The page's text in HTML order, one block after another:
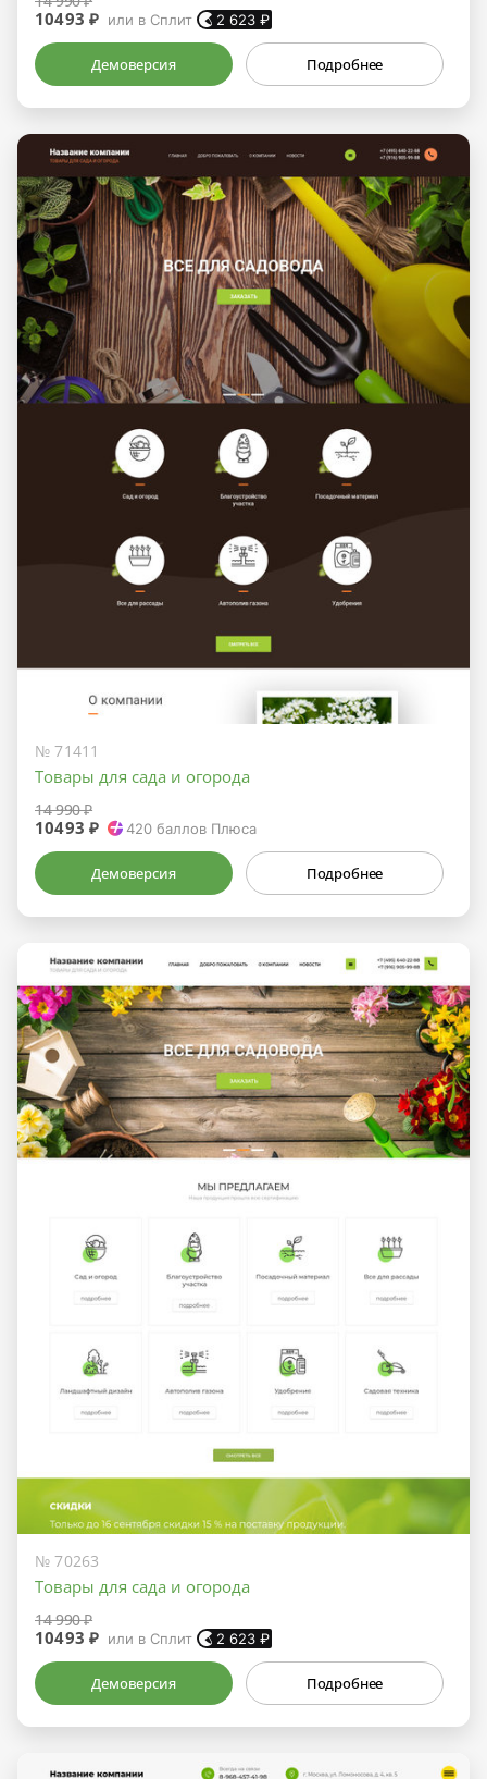
10493 ₽ или в Сплит 2 623 ₽
Демоверсия Подробнее
№ 71411
Товары для сада и огорода
14 990 ₽
10493 ₽ 420 баллов Плюса
Демоверсия Подробнее
№ 70263
Товары для сада и огорода
14 990 ₽
10493 ₽ или в Сплит 2 623 ₽
Демоверсия Подробнее